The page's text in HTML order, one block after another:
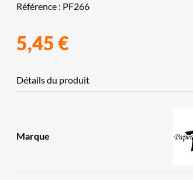
Référence : PF266
5,45 €
Détails du produit
Marque